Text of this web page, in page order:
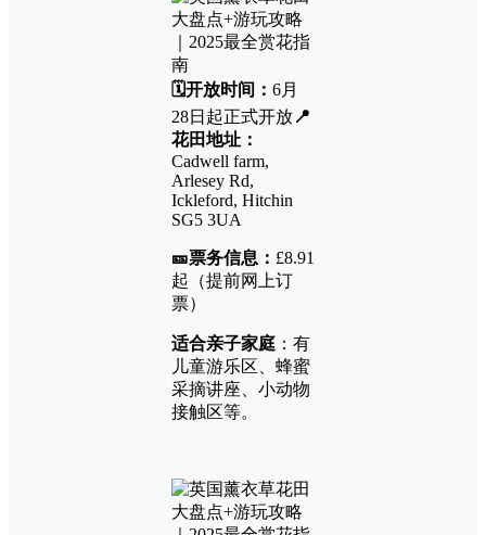
🗓️开放时间： 6月
28日起正式开放📍
花田地址：
Cadwell farm,
Arlesey Rd,
Ickleford, Hitchin
SG5 3UA
🎫票务信息： £8.91
起（提前网上订
票）
适合亲子家庭 ：有
儿童游乐区、蜂蜜
采摘讲座、小动物
接触区等。